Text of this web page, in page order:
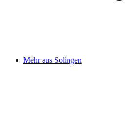
Mehr aus Solingen